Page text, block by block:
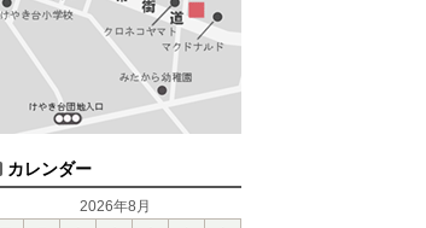
カレンダー
2026年8月